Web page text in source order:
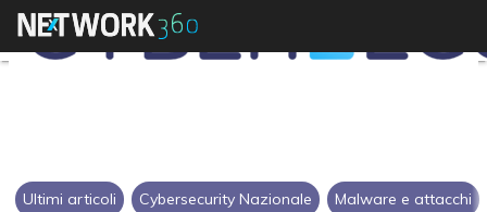
Ultimi articoli Cybersecurity Nazionale Malware e attacchi